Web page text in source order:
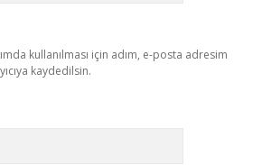
kullanılması için adım, e-posta adresim
kaydedilsin.